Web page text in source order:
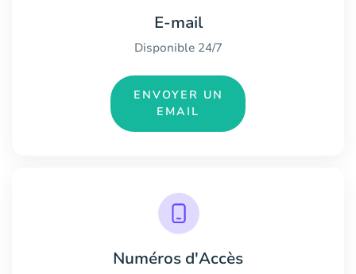
E-mail
Disponible 24/7
ENVOYER UN
EMAIL
Numéros d'Accès